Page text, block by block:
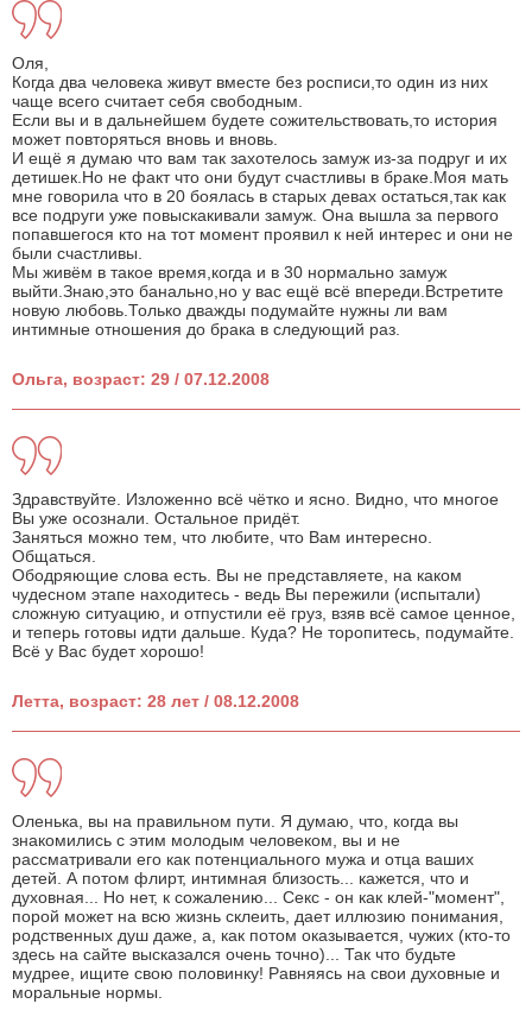
Оля,
Когда два человека живут вместе без росписи,то один из них
чаще всего считает себя свободным.
Если вы и в дальнейшем будете сожительствовать,то история
может повторяться вновь и вновь.
И ещё я думаю что вам так захотелось замуж из-за подруг и их
детишек.Но не факт что они будут счастливы в браке.Моя мать
мне говорила что в 20 боялась в старых девах остаться,так как
все подруги уже повыскакивали замуж. Она вышла за первого
попавшегося кто на тот момент проявил к ней интерес и они не
были счастливы.
Мы живём в такое время,когда и в 30 нормально замуж
выйти.Знаю,это банально,но у вас ещё всё впереди.Встретите
новую любовь.Только дважды подумайте нужны ли вам
интимные отношения до брака в следующий раз.
Ольга, возраст: 29 / 07.12.2008
Здравствуйте. Изложенно всё чётко и ясно. Видно, что многое
Вы уже осознали. Остальное придёт.
Заняться можно тем, что любите, что Вам интересно.
Общаться.
Ободряющие слова есть. Вы не представляете, на каком
чудесном этапе находитесь - ведь Вы пережили (испытали)
сложную ситуацию, и отпустили её груз, взяв всё самое ценное,
и теперь готовы идти дальше. Куда? Не торопитесь, подумайте.
Всё у Вас будет хорошо!
Летта, возраст: 28 лет / 08.12.2008
Оленька, вы на правильном пути. Я думаю, что, когда вы
знакомились с этим молодым человеком, вы и не
рассматривали его как потенциального мужа и отца ваших
детей. А потом флирт, интимная близость... кажется, что и
духовная... Но нет, к сожалению... Секс - он как клей-"момент",
порой может на всю жизнь склеить, дает иллюзию понимания,
родственных душ даже, а, как потом оказывается, чужих (кто-то
здесь на сайте высказался очень точно)... Так что будьте
мудрее, ищите свою половинку! Равняясь на свои духовные и
моральные нормы.